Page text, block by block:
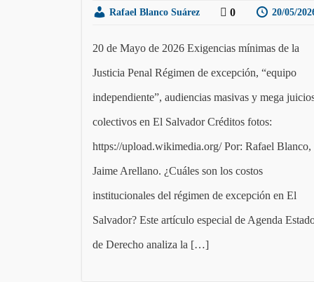
Rafael Blanco Suárez 0 20/05/
20 de Mayo de 2026 Exigencias mínimas de la
Justicia Penal Régimen de excepción, “equipo
independiente”, audiencias masivas y mega
colectivos en El Salvador Créditos fotos:
https://upload.wikimedia.org/ Por: Rafael Blanco,
Jaime Arellano. ¿Cuáles son los costos
institucionales del régimen de excepción en El
Salvador? Este artículo especial de Agenda
de Derecho analiza la […]